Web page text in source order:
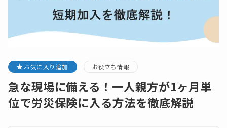
お気に入り追加 お役立ち情報
急な現場に備える！一人親方が1ヶ月単
位で労災保険に入る方法を徹底解説